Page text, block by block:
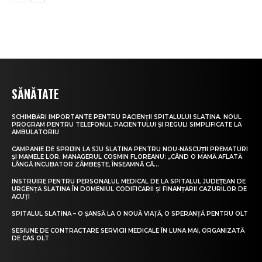
SĂNĂTATE
SCHIMBĂRI IMPORTANTE PENTRU PACIENȚII SPITALULUI SLATINA. NOUL
PROGRAM PENTRU TELEFONUL PACIENTULUI ȘI REGULI SIMPLIFICATE LA
AMBULATORIU
CAMPANIE DE SPRIJIN LA SJU SLATINA PENTRU NOU-NĂSCUȚII PREMATURI
ȘI MAMELE LOR. MANAGERUL COSMIN FLOREANU: „CÂND O MAMĂ AFLATĂ
LÂNGĂ INCUBATOR ZÂMBEȘTE, ÎNSEAMNĂ CĂ...
INSTRUIRE PENTRU PERSONALUL MEDICAL DE LA SPITALUL JUDEȚEAN DE
URGENȚĂ SLATINA ÎN DOMENIUL CODIFICĂRII ȘI FINANȚĂRII CAZURILOR DE
ACUȚI
SPITALUL SLATINA – O ȘANSĂ LA O NOUĂ VIAȚĂ, O SPERANȚĂ PENTRU OLT
SESIUNE DE CONTRACTARE SERVICII MEDICALE ÎN LUNA MAI, ORGANIZATĂ
DE CAS OLT